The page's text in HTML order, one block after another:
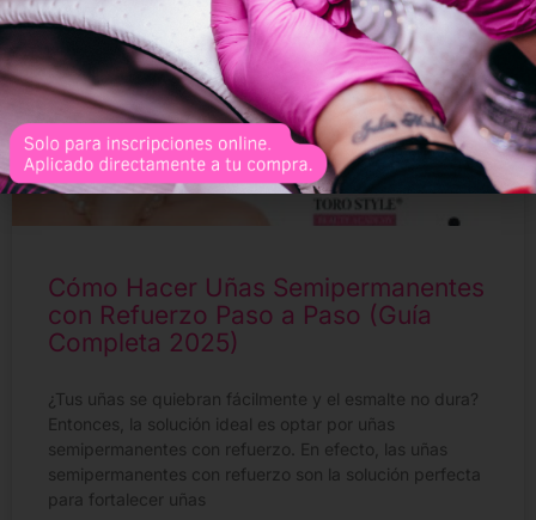
Cómo Hacer Uñas Semipermanentes
con Refuerzo Paso a Paso (Guía
Completa 2025)
¿Tus uñas se quiebran fácilmente y el esmalte no dura?
Entonces, la solución ideal es optar por uñas
semipermanentes con refuerzo. En efecto, las uñas
semipermanentes con refuerzo son la solución perfecta
para fortalecer uñas